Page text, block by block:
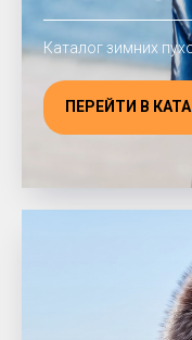
Каталог зимних
ПЕРЕЙТИ В